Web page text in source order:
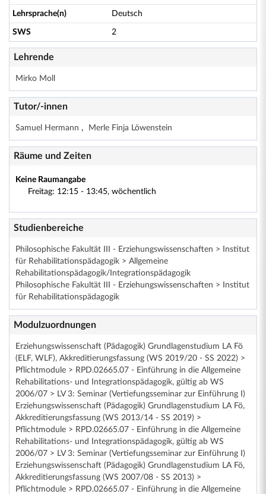
Lehrsprache(n) Deutsch
SWS 2
Lehrende
Mirko Moll
Tutor/-innen
Samuel Hermann Merle Finja Löwenstein
Räume und Zeiten
Keine Raumangabe
Freitag: 12:15 - 13:45, wöchentlich
Studienbereiche
Philosophische Fakultät III - Erziehungswissenschaften > Institut
für Rehabilitationspädagogik > Allgemeine
Rehabilitationspädagogik/Integrationspädagogik
Philosophische Fakultät III - Erziehungswissenschaften > Institut
für Rehabilitationspädagogik
Modulzuordnungen
Erziehungswissenschaft (Pädagogik) Grundlagenstudium LA Fö
(ELF, WLF), Akkreditierungsfassung (WS 2019/20 - SS 2022) >
Pflichtmodule > RPD.02665.07 - Einführung in die Allgemeine
Rehabilitations- und Integrationspädagogik, gültig ab WS
2006/07 > LV 3: Seminar (Vertiefungsseminar zur Einführung I)
Erziehungswissenschaft (Pädagogik) Grundlagenstudium LA Fö,
Akkreditierungsfassung (WS 2013/14 - SS 2019) >
Pflichtmodule > RPD.02665.07 - Einführung in die Allgemeine
Rehabilitations- und Integrationspädagogik, gültig ab WS
2006/07 > LV 3: Seminar (Vertiefungsseminar zur Einführung I)
Erziehungswissenschaft (Pädagogik) Grundlagenstudium LA Fö,
Akkreditierungsfassung (WS 2007/08 - SS 2013) >
Pflichtmodule > RPD.02665.07 - Einführung in die Allgemeine